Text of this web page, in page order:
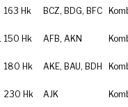
163 Hk BCZ, BDG, BFC
150 Hk AFB, AKN
180 Hk AKE, BAU, BDH
230 Hk AJK